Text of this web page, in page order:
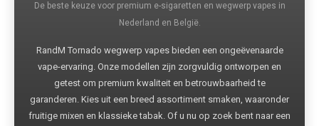
De beste keuze voor premium e-sigaretten en wegwerp vapes in
Nederland en België.
RandM Tornado wegwerp vapes bieden een ongeëvenaarde
vape-ervaring. Onze modellen zijn zorgvuldig ontworpen en
getest om premium kwaliteit en betrouwbaarheid te
garanderen. Kies uit een breed assortiment smaken, waaronder
fruitige mixen en klassieke tabak. Of u nu op zoek bent naar een